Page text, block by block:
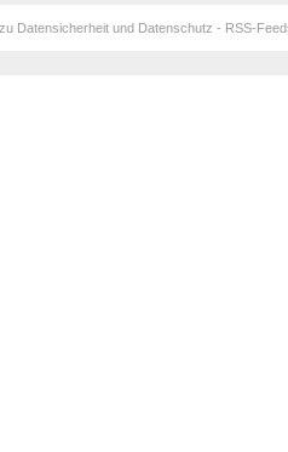
Datensicherheit und Datenschutz - RSS-